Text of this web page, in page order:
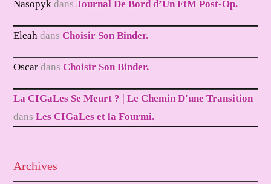
Nasopyk dansJournal De Bord d’Un FtM Post-Op.
Eleah dansChoisir Son Binder.
Oscar dansChoisir Son Binder.
La CIGaLes Se Meurt ? | Le Chemin D'une Transition
dansLes CIGaLes et la Fourmi.
Archives